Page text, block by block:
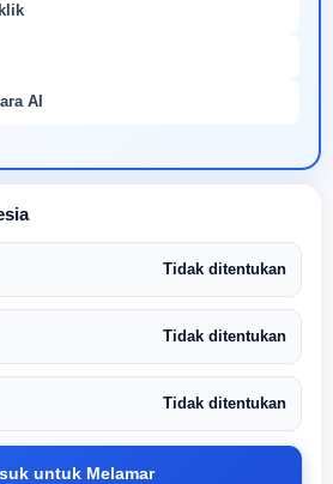
AI
Tidak ditentukan
Tidak ditentukan
Tidak ditentukan
untuk Melamar